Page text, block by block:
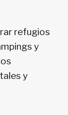
refugios
y
y